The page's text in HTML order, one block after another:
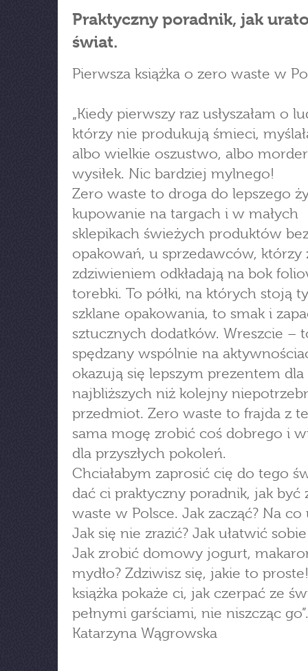
Praktyczny poradnik, jak
świat.
Pierwsza książka o zero waste w
„Kiedy pierwszy raz usłyszałam o
którzy nie produkują śmieci,
albo wielkie oszustwo, albo
wysiłek. Nic bardziej mylnego!
Zero waste to droga do lepszego
kupowanie na targach i w małych
sklepikach świeżych produktów
opakowań, u sprzedawców, którzy
zdziwieniem odkładają na bok
torebki. To półki, na których stoją
szklane opakowania, to smak i
sztucznych dodatków. Wreszcie –
spędzany wspólnie na
okazują się lepszym prezentem dla
najbliższych niż kolejny
przedmiot. Zero waste to frajda z
sama mogę zrobić coś dobrego i
dla przyszłych pokoleń.
Chciałabym zaprosić cię do tego
dać ci praktyczny poradnik, jak być
waste w Polsce. Jak zacząć? Na co
Jak się nie zrazić? Jak ułatwić
Jak zrobić domowy jogurt,
mydło? Zdziwisz się, jakie to
książka pokaże ci, jak czerpać ze
pełnymi garściami, nie niszcząc go”.
Katarzyna Wągrowska